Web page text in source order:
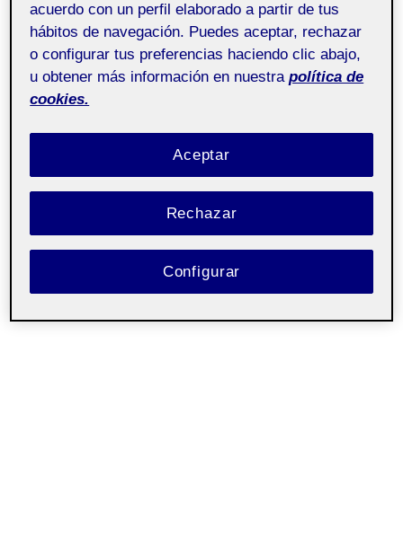
acuerdo con un perfil elaborado a partir de tus
hábitos de navegación. Puedes aceptar, rechazar
o configurar tus preferencias haciendo clic abajo,
u obtener más información en nuestra política de
cookies.
Rechazar
Aceptar
Configurar